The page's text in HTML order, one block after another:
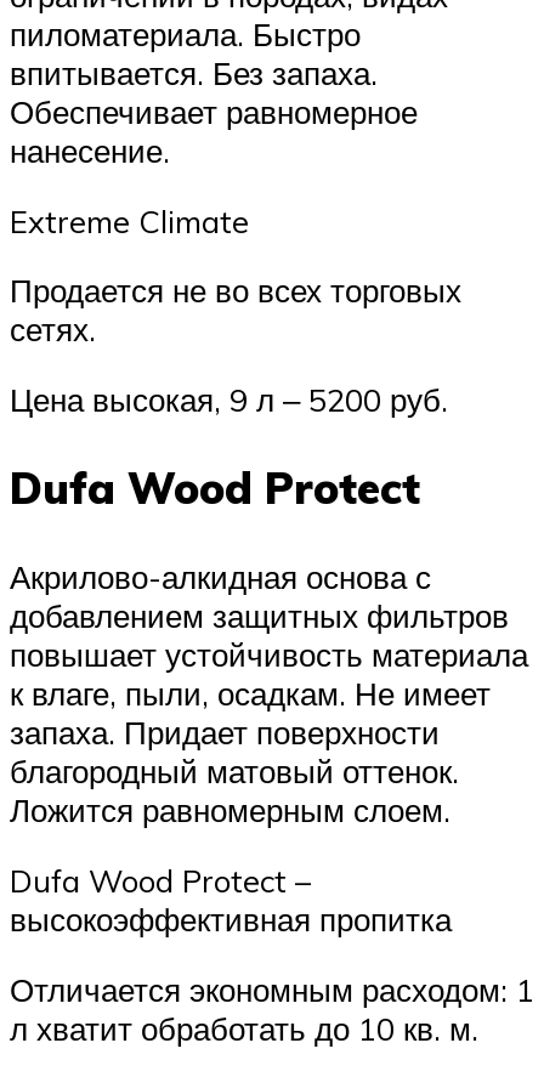
пиломатериала. Быстро
впитывается. Без запаха.
Обеспечивает равномерное
нанесение.
Extreme Climate
Продается не во всех торговых
сетях.
Цена высокая, 9 л ‒ 5200 руб.
Dufa Wood Protect
Акрилово-алкидная основа с
добавлением защитных фильтров
повышает устойчивость материала
к влаге, пыли, осадкам. Не имеет
запаха. Придает поверхности
благородный матовый оттенок.
Ложится равномерным слоем.
Dufa Wood Protect –
высокоэффективная пропитка
Отличается экономным расходом: 1
л хватит обработать до 10 кв. м.